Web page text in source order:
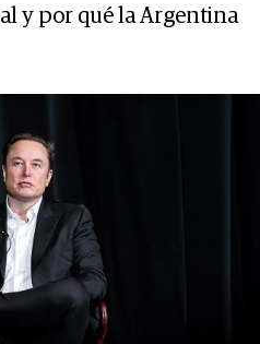
y por qué la Argentina